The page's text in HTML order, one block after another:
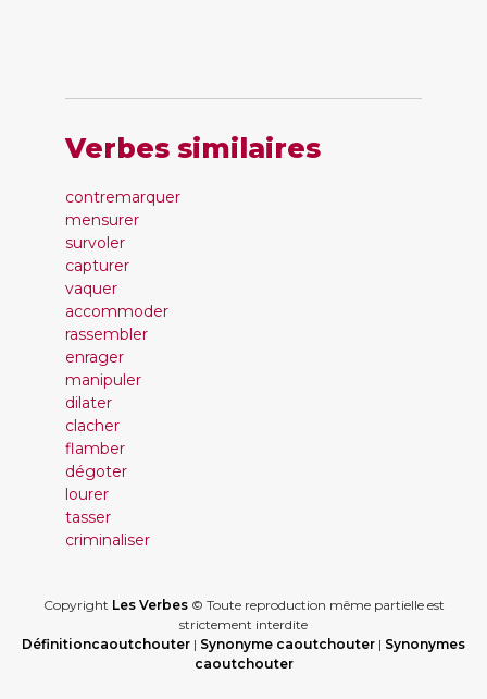
Verbes similaires
contremarquer
mensurer
survoler
capturer
vaquer
accommoder
rassembler
enrager
manipuler
dilater
clacher
flamber
dégoter
lourer
tasser
criminaliser
Copyright Les Verbes© Toute reproduction même partielle est
strictement interdite
Définitioncaoutchouter | Synonyme caoutchouter | Synonymes
caoutchouter